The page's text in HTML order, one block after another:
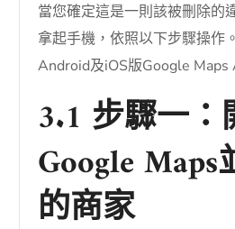
當您確定這是一則該被刪除的
拿起手機，依照以下步驟操作
Android及iOS版Google Maps
3.1 步驟一：
Google
的商家